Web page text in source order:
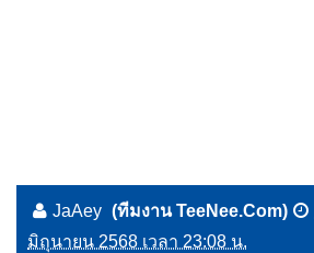
JaAey (ทีมงาน TeeNee.Com)
มิถุนายน 2568 เวลา 23:08 น.